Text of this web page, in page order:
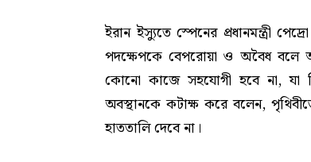
ইরান ইস্যুতে স্পেনের প্রধানমন্ত্রী
পদক্ষেপকে বেপরোয়া ও অবৈধ বলে
কোনো কাজে সহযোগী হবে না, যা
অবস্থানকে কটাক্ষ করে বলেন,
হাততালি দেবে না।